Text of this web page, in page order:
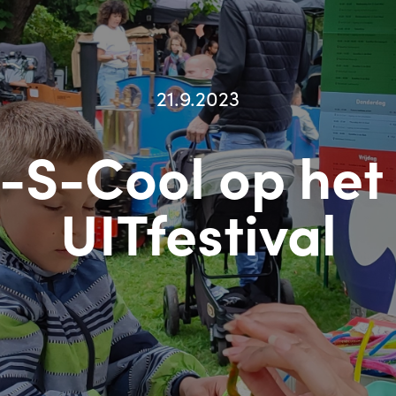
21.9.2023
Cool op het
UITfestival